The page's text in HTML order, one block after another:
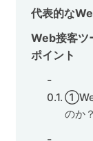
代表的な
Web接客ツ
ポイント
のか？